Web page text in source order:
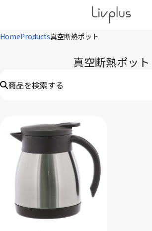
HomeProducts真空断熱ポット
真空断熱ポット
商品を検索する
※JANや品番・商品名など